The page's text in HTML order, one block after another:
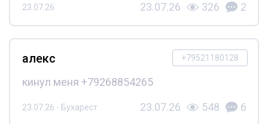
23.07.26 23.07.26 326 2
+79521180128
алекс
кинул меня +79268854265
23.07.26 - Бухарест 23.07.26 548 6